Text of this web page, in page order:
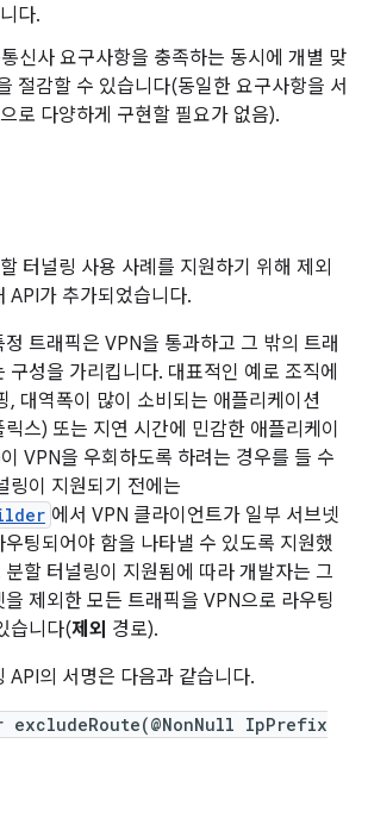
다.
신사 요구사항을 충족하는 동시에 개별 맞
절감할 수 있습니다(동일한 요구사항을 서
로 다양하게 구현할 필요가 없음).
터널링 사용 사례를 지원하기 위해 제외
API가 추가되었습니다.
트래픽은 VPN을 통과하고 그 밖의 트래
구성을 가리킵니다. 대표적인 예로 조직에
, 대역폭이 많이 소비되는 애플리케이션
스) 또는 지연 시간에 민감한 애플리케이
VPN을 우회하도록 하려는 경우를 들 수
링이 지원되기 전에는
에서 VPN 클라이언트가 일부 서브넷
팅되어야 함을 나타낼 수 있도록 지원했
분할 터널링이 지원됨에 따라 개발자는 그
제외한 모든 트래픽을 VPN으로 라우팅
습니다(제외 경로).
API의 서명은 다음과 같습니다.
IpPrefix